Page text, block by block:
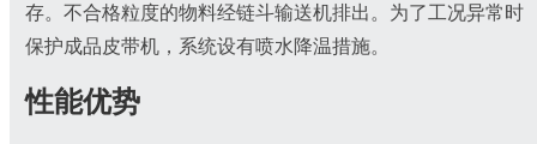
存。不合格粒度的物料经链斗输送机排出。为了工况异常时
保护成品皮带机，系统设有喷水降温措施。
性能优势